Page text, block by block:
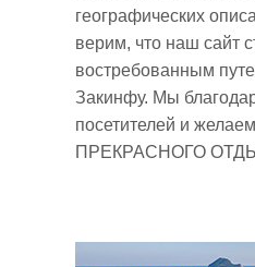
географических
верим, что наш сайт
востребованным
Закинфу. Мы
посетителей и
ПРЕКРАСНОГО